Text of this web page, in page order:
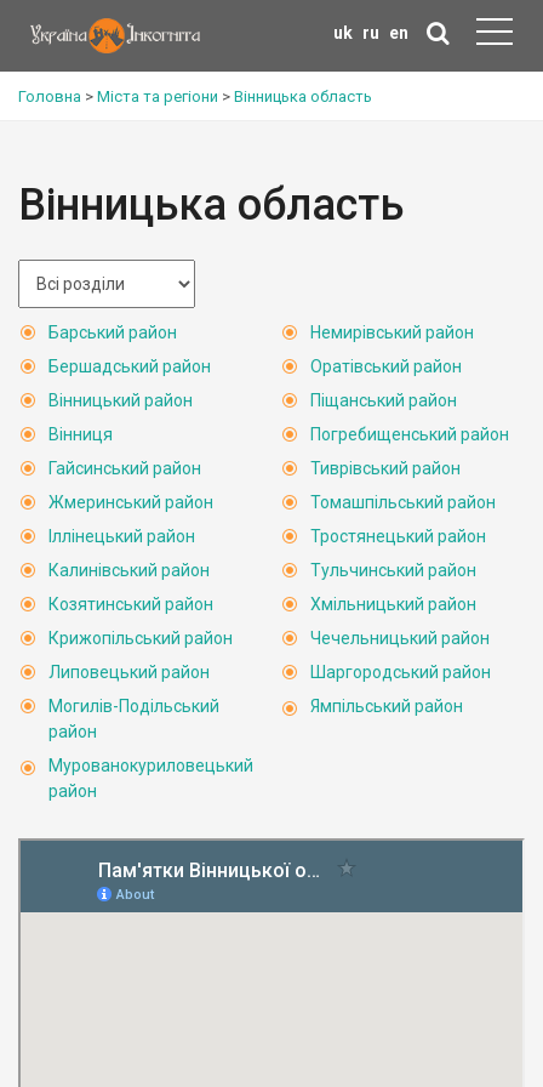
uk ru en
Головна > Міста та регіони > Вінницька область
Вінницька область
Барський район
Бершадський район
Вінницький район
Вінниця
Гайсинський район
Жмеринський район
Іллінецький район
Калинівський район
Козятинський район
Крижопільський район
Липовецький район
Могилів-Подільський
район
Мурованокуриловецький
район
Немирівський район
Оратівський район
Піщанський район
Погребищенський район
Тиврівський район
Томашпільський район
Тростянецький район
Тульчинський район
Хмільницький район
Чечельницький район
Шаргородський район
Ямпільський район